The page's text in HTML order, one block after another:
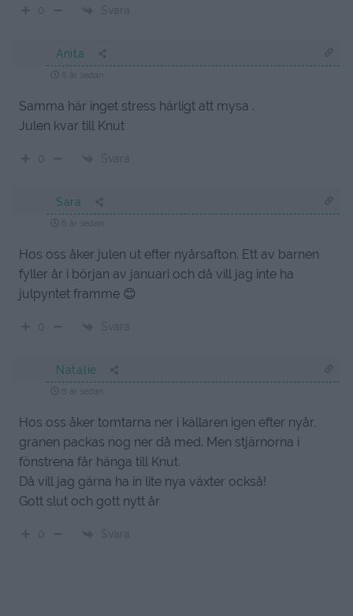
Svara
Anita
Samma här inget stress härligt att mysa .
Julen kvar till Knut
Svara
Sara
Hos oss åker julen ut efter nyårsafton. Ett av barnen
fyller år i början av januari och då vill jag inte ha
julpyntet framme 😊
Svara
Natalie
Hos oss åker tomtarna ner i källaren igen efter nyår,
granen packas nog ner då med. Men stjärnorna i
fönstrena får hänga till Knut.
Då vill jag gärna ha in lite nya växter också!
Gott slut och gott nytt år
Svara